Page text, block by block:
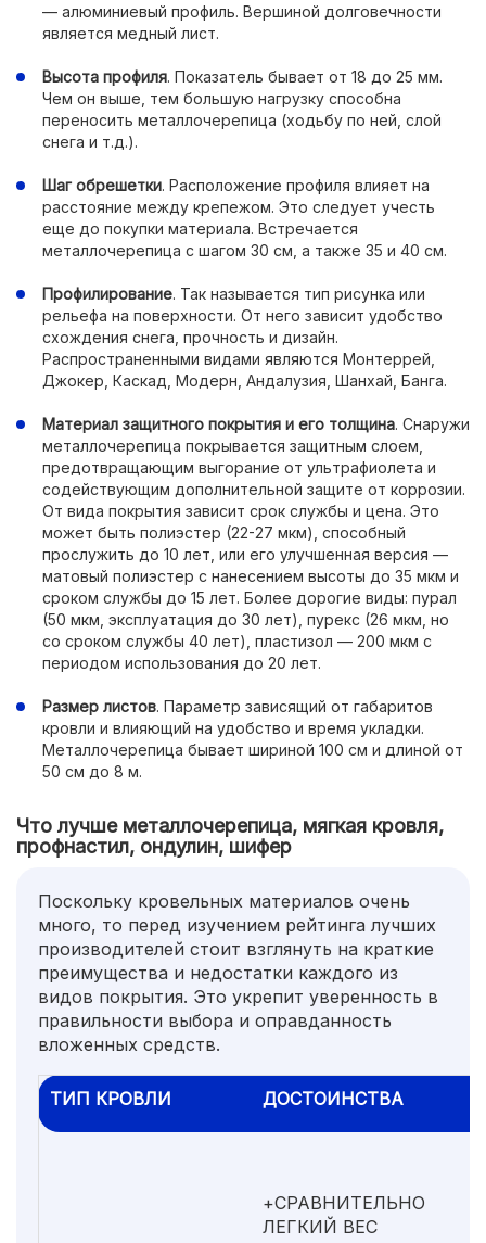
— алюминиевый профиль. Вершиной долговечности
является медный лист.
Высота профиля. Показатель бывает от 18 до 25 мм.
Чем он выше, тем большую нагрузку способна
переносить металлочерепица (ходьбу по ней, слой
снега и т.д.).
Шаг обрешетки. Расположение профиля влияет на
расстояние между крепежом. Это следует учесть
еще до покупки материала. Встречается
металлочерепица с шагом 30 см, а также 35 и 40 см.
Профилирование. Так называется тип рисунка или
рельефа на поверхности. От него зависит удобство
схождения снега, прочность и дизайн.
Распространенными видами являются Монтеррей,
Джокер, Каскад, Модерн, Андалузия, Шанхай, Банга.
Материал защитного покрытия и его толщина. Снаружи
металлочерепица покрывается защитным слоем,
предотвращающим выгорание от ультрафиолета и
содействующим дополнительной защите от коррозии.
От вида покрытия зависит срок службы и цена. Это
может быть полиэстер (22-27 мкм), способный
прослужить до 10 лет, или его улучшенная версия —
матовый полиэстер с нанесением высоты до 35 мкм и
сроком службы до 15 лет. Более дорогие виды: пурал
(50 мкм, эксплуатация до 30 лет), пурекс (26 мкм, но
со сроком службы 40 лет), пластизол — 200 мкм с
периодом использования до 20 лет.
Размер листов. Параметр зависящий от габаритов
кровли и влияющий на удобство и время укладки.
Металлочерепица бывает шириной 100 см и длиной от
50 см до 8 м.
Что лучше металлочерепица, мягкая кровля,
профнастил, ондулин, шифер
Поскольку кровельных материалов очень
много, то перед изучением рейтинга лучших
производителей стоит взглянуть на краткие
преимущества и недостатки каждого из
видов покрытия. Это укрепит уверенность в
правильности выбора и оправданность
вложенных средств.
ТИП КРОВЛИ ДОСТОИНСТВА
+СРАВНИТЕЛЬНО
ЛЕГКИЙ ВЕС